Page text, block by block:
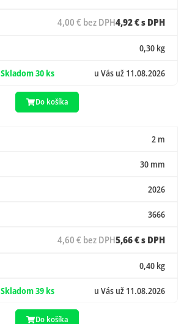
4,92 € s DPH
4,00 € bez DPH
0,30 kg
Skladom 30 ks u Vás už 11.08.2026
Do košíka
2 m
30 mm
2026
3666
5,66 € s DPH
4,60 € bez DPH
0,40 kg
Skladom 39 ks u Vás už 11.08.2026
Do košíka